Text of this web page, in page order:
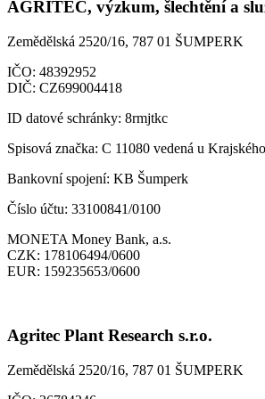
AGRITEC, výzkum, šlechtění a
Zemědělská 2520/16, 787 01 ŠUMPERK
IČO: 48392952
DIČ: CZ699004418
ID datové schránky: 8rmjtkc
Spisová značka: C 11080 vedená u
Bankovní spojení: KB Šumperk
Číslo účtu: 33100841/0100
MONETA Money Bank, a.s.
CZK: 178106494/0600
EUR: 159235653/0600
Agritec Plant Research s.r.o.
Zemědělská 2520/16, 787 01 ŠUMPERK